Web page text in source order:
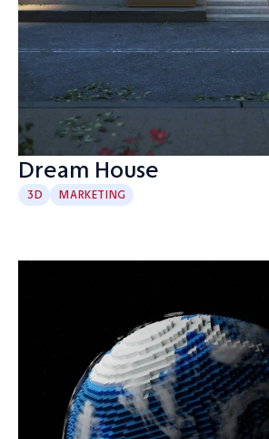
Dream House
3D MARKETING